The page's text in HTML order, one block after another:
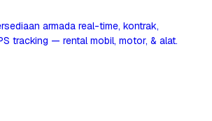
armada real-time, kontrak,
tracking — rental mobil, motor, & alat.